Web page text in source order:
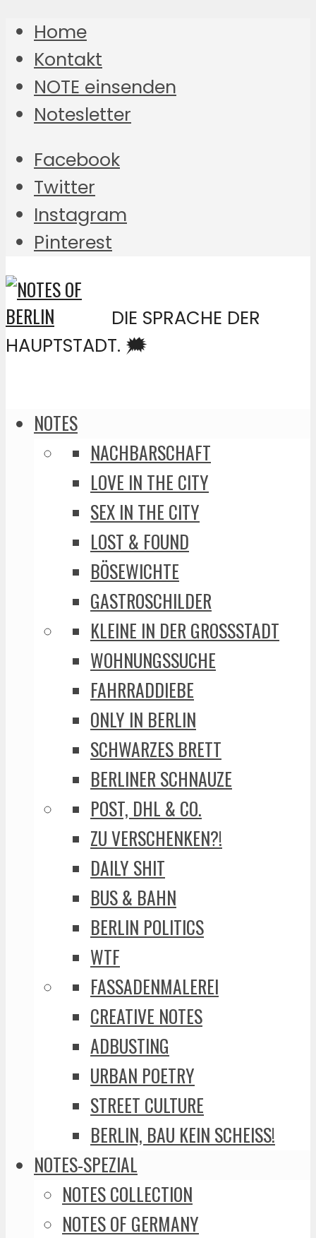
Home
Kontakt
NOTE einsenden
Notesletter
Facebook
Twitter
Instagram
Pinterest
DIE SPRACHE DER
HAUPTSTADT. 🗯️
NOTES
NACHBARSCHAFT
LOVE IN THE CITY
SEX IN THE CITY
LOST & FOUND
BÖSEWICHTE
GASTROSCHILDER
KLEINE IN DER GROSSSTADT
WOHNUNGSSUCHE
FAHRRADDIEBE
ONLY IN BERLIN
SCHWARZES BRETT
BERLINER SCHNAUZE
POST, DHL & CO.
ZU VERSCHENKEN?!
DAILY SHIT
BUS & BAHN
BERLIN POLITICS
WTF
FASSADENMALEREI
CREATIVE NOTES
ADBUSTING
URBAN POETRY
STREET CULTURE
BERLIN, BAU KEIN SCHEISS!
NOTES-SPEZIAL
NOTES COLLECTION
NOTES OF GERMANY